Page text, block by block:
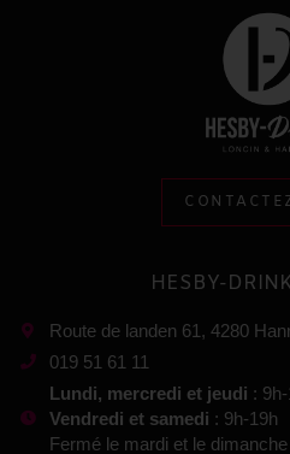
HESBY-
Route de landen 61, 4280
019 51 61 11
Lundi, mercredi et jeudi :
Vendredi et samedi : 9h-19h
Fermé le mardi et le dimanche